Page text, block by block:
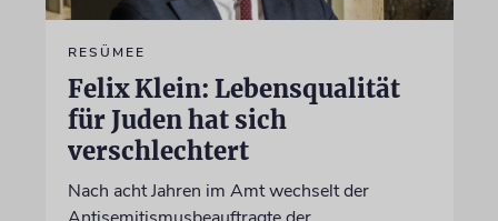
RESÜMEE
Felix Klein: Lebensqualität
für Juden hat sich
verschlechtert
Nach acht Jahren im Amt wechselt der